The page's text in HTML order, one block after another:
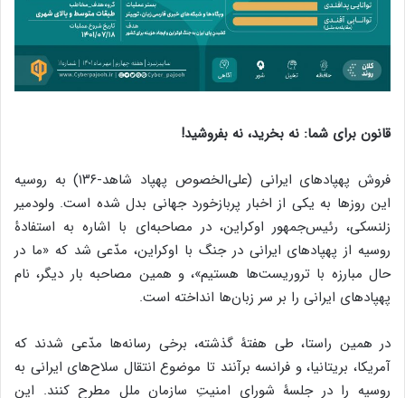
قانون برای شما: نه بخرید، نه بفروشید!
فروش پهپادهای ایرانی (علی‌الخصوص پهپاد شاهد-۱۳۶) به روسیه
این روزها به یکی از اخبار پربازخورد جهانی بدل شده است. ولودمیر
زلنسکی، رئیس‌جمهور اوکراین، در مصاحبه‌ای با اشاره به استفادۀ
روسیه از پهپادهای ایرانی در جنگ با اوکراین، مدّعی شد که «ما در
حال مبارزه با تروریست‌ها هستیم»، و همین مصاحبه بار دیگر، نام
پهپادهای ایرانی را بر سر زبان‌ها انداخته است.
در همین راستا، طی هفتۀ گذشته، برخی رسانه‌ها مدّعی شدند که
آمریکا، بریتانیا، و فرانسه برآنند تا موضوع انتقال سلاح‌های ایرانی به
روسیه را در جلسۀ شورای امنیتِ سازمان ملل مطرح کنند. این